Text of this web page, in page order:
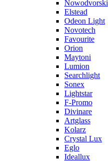
Nowodvorski
Elstead
Odeon Light
Novotech
Favourite
Orion
Maytoni
Lumion
Searchlight
Sonex
Lightstar
F-Promo
Divinare
Artglass
Kolarz
Crystal Lux
Eglo
Ideallux